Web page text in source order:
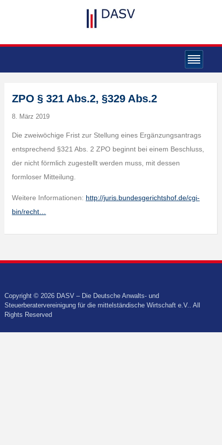
ZPO § 321 Abs.2, §329 Abs.2
8. März 2019
Die zweiwöchige Frist zur Stellung eines Ergänzungsantrags
entsprechend §321 Abs. 2 ZPO beginnt bei einem Beschluss,
der nicht förmlich zugestellt werden muss, mit dessen
formloser Mitteilung.
Weitere Informationen: http://juris.bundesgerichtshof.de/cgi-
bin/recht…
Copyright © 2026 DASV – Die Deutsche Anwalts- und
Steuerberatervereinigung für die mittelständische Wirtschaft e.V.. All
Rights Reserved